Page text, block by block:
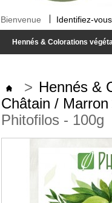
Bienvenue Identifiez-vous
Hennés & Colorations
> Hennés &
Châtain / Marron
Phitofilos - 100g